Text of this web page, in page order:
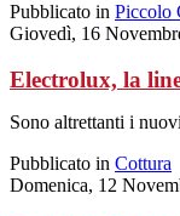
Pubblicato in Piccolo
Giovedì, 16
Electrolux, la
Sono altrettanti i
Pubblicato in Cottura
Domenica, 12